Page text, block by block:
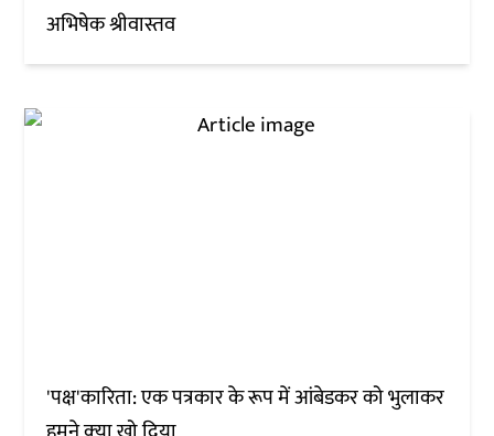
अभिषेक श्रीवास्तव
'पक्ष'कारिता: एक पत्रकार के रूप में आंबेडकर को भुलाकर